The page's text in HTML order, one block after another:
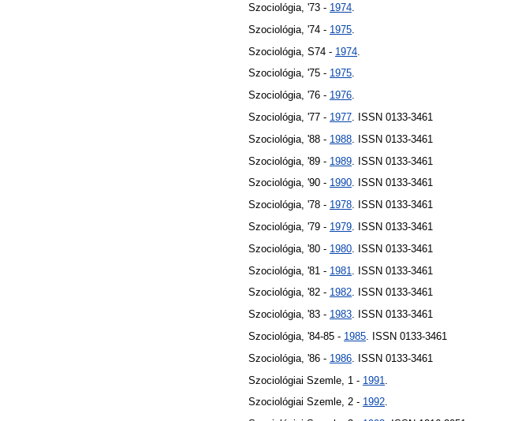
Szociológia, '73 - 1974
Szociológia, '74 - 1975
Szociológia, S74 - 1974
Szociológia, '75 - 1975.
Szociológia, '76 - 1976.
Szociológia, '77 - 1977 . ISSN 0133-3461
Szociológia, '88 - 1988 . ISSN 0133-3461
Szociológia, '89 - 1989 . ISSN 0133-3461
Szociológia, '90 - 1990. ISSN 0133-3461
Szociológia, '78 - 1978. ISSN 0133-3461
Szociológia, '79 - 1979 . ISSN 0133-3461
Szociológia, '80 - 1980 . ISSN 0133-3461
Szociológia, '81 - 1981
. ISSN 0133-3461
Szociológia, '82 - 1982. ISSN 0133-3461
Szociológia, '83 - 1983. ISSN 0133-3461
Szociológia, '84-85 - 1985 . ISSN 0133-3461
Szociológia, '86 - 1986 . ISSN 0133-3461
Szociológiai Szemle, 1 - 1991
Szociológiai Szemle, 2 - 1992.